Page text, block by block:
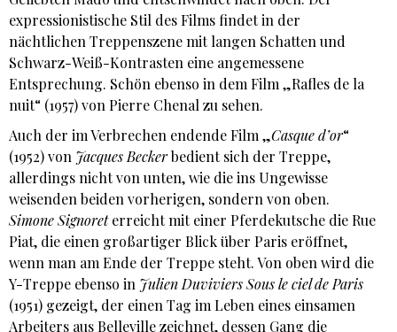
expressionistische Stil des Films findet in der
nächtlichen Treppenszene mit langen Schatten und
Schwarz-Weiß-Kontrasten eine angemessene
Entsprechung. Schön ebenso in dem Film „Rafles de la
nuit“ (1957) von Pierre Chenal zu sehen.
Auch der im Verbrechen endende Film „Casque d’or“
(1952) von Jacques Beckerbedient sich der Treppe,
allerdings nicht von unten, wie die ins Ungewisse
weisenden beiden vorherigen, sondern von oben.
Simone Signoreterreicht mit einer Pferdekutsche die Rue
Piat, die einen großartiger Blick über Paris eröffnet,
wenn man am Ende der Treppe steht. Von oben wird die
Y-Treppe ebenso in Julien Duviviers Sous le ciel de Paris
(1951) gezeigt, der einen Tag im Leben eines einsamen
Arbeiters aus Belleville zeichnet, dessen Gang die